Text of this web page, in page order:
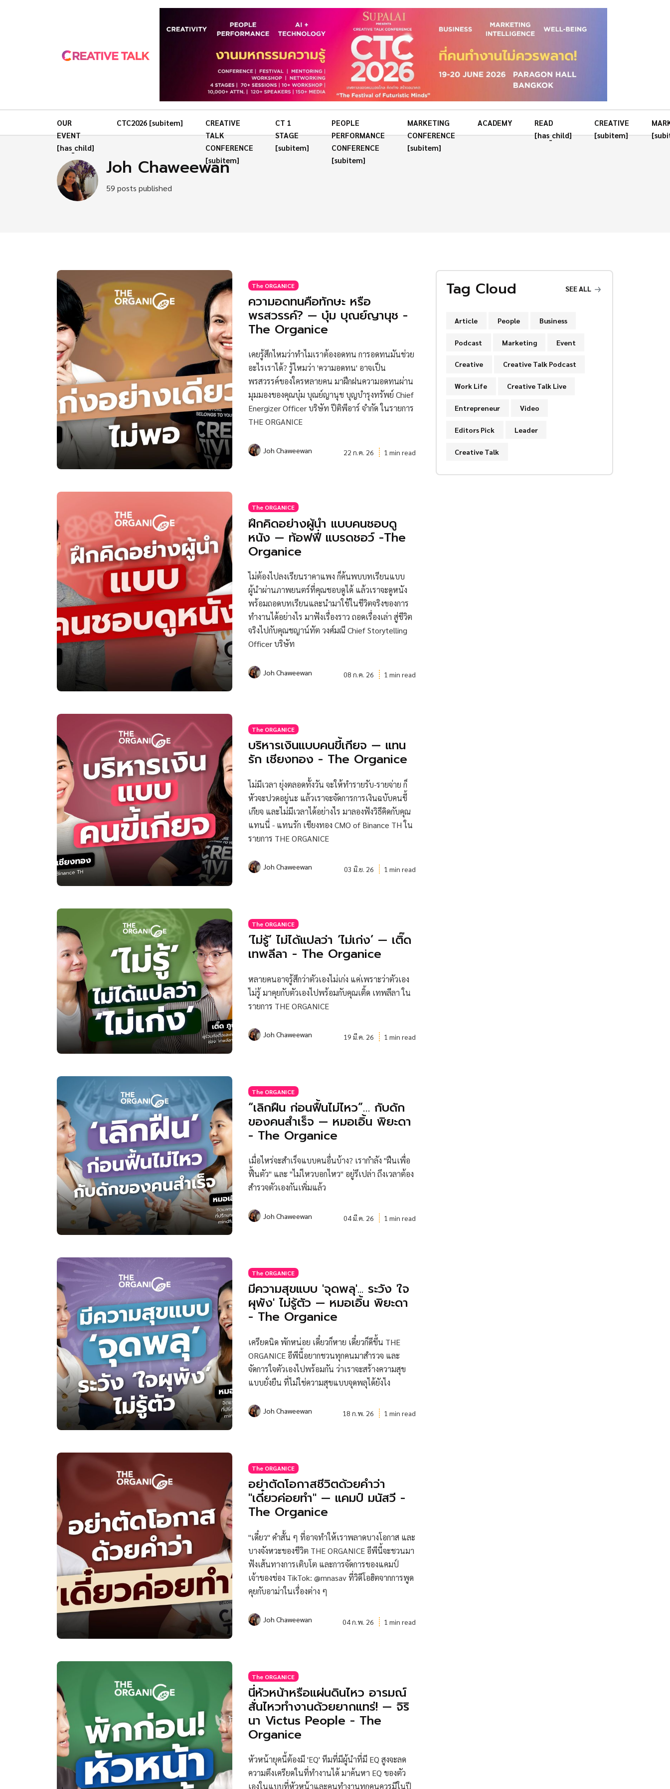
OUR
EVENT
[has_child]
CTC2026 [subitem]
CREATIVE
TALK
CONFERENCE
[subitem]
CT 1
STAGE
[subitem]
PEOPLE
PERFORMANCE
CONFERENCE
[subitem]
MARKETING
CONFERENCE
[subitem]
ACADEMY
READ
[has_child]
CREATIVE
[subitem]
Joh Chaweewan
59 posts published
The ORGANICE
ความอดทนคือทักษะ หรือ
พรสวรรค์? — บุ๋ม บุณย์ญานุช -
The Organice
เคยรู้สึกไหมว่าทำไมเราต้องอดทน การอดทนมันช่วย
อะไรเราได้? รู้ไหมว่า 'ความอดทน' อาจเป็น
พรสวรรค์ของใครหลายคน มาฝึกฝนความอดทนผ่าน
มุมมองของคุณบุ๋ม บุณย์ญานุช บุญบํารุงทรัพย์ Chief
Energizer Officer บริษัท ปีติพีอาร์ จำกัด ในรายการ
THE ORGANICE
Joh Chaweewan 22 ก.ค. 26 1 min read
The ORGANICE
ฝึกคิดอย่างผู้นำ แบบคนชอบดู
หนัง — ท้อฟฟี่ แบรดชอว์ -The
Organice
ไม่ต้องไปลงเรียนราคาแพง ก็ค้นพบบทเรียนแบบ
ผู้นำผ่านภาพยนตร์ที่คุณชอบดูได้ แล้วเราจะดูหนัง
พร้อมถอดบทเรียนและนำมาใช้ในชีวิตจริงของการ
ทำงานได้อย่างไร มาฟังเรื่องราว ถอดเรื่องเล่า สู่ชีวิต
จริงไปกับคุณชญาน์ทัต วงศ์มณี Chief Storytelling
Officer บริษัท
Joh Chaweewan 08 ก.ค. 26 1 min read
The ORGANICE
บริหารเงินแบบคนขี้เกียจ — แทน
รัก เชียงทอง - The Organice
ไม่มีเวลา ยุ่งตลอดทั้งวัน จะให้ทำรายรับ-รายจ่าย ก็
หัวจะปวดอยู่นะ แล้วเราจะจัดการการเงินฉบับคนขี้
เกียจ และไม่มีเวลาได้อย่างไร มาลองฟังวิธีคิดกับคุณ
แทนนี่ - แทนรัก เชียงทอง CMO of Binance TH ใน
รายการ THE ORGANICE
Joh Chaweewan 03 มิ.ย. 26 1 min read
The ORGANICE
‘ไม่รู้’ ไม่ได้แปลว่า ‘ไม่เก่ง’ — เติ๊ด
เทพลีลา - The Organice
หลายคนอาจรู้สึกว่าตัวเองไม่เก่ง แค่เพราะว่าตัวเอง
ไม่รู้ มาคุยกับตัวเองไปพร้อมกับคุณเติ้ด เทพลีลา ใน
รายการ THE ORGANICE
Joh Chaweewan 19 มี.ค. 26 1 min read
The ORGANICE
“เลิกฝืน ก่อนฟื้นไม่ไหว”… กับดัก
ของคนสำเร็จ — หมอเอิ้น พิยะดา
- The Organice
เมื่อไหร่จะสำเร็จแบบคนอื่นบ้าง? เรากำลัง "ฝืนเพื่อ
ฟื้นตัว" และ "ไม่ไหวบอกไหว" อยู่รึเปล่า ถึงเวลาต้อง
สำรวจตัวเองกันเพิ่มแล้ว
Joh Chaweewan 04 มี.ค. 26 1 min read
The ORGANICE
มีความสุขแบบ 'จุดพลุ'... ระวัง 'ใจ
ผุพัง' ไม่รู้ตัว — หมอเอิ้น พิยะดา
- The Organice
เครียดนิด พักหน่อย เดี๋ยวก็หาย เดี๋ยวก็ดีขึ้น THE
ORGANICE อีพีนี้อยากชวนทุกคนมาสำรวจ และ
จัดการใจตัวเองไปพร้อมกัน ว่าเราจะสร้างความสุข
แบบยั่งยืน ที่ไม่ใช่ความสุขแบบจุดพลุได้ยังไง
Joh Chaweewan 18 ก.พ. 26 1 min read
The ORGANICE
อย่าตัดโอกาสชีวิตด้วยคำว่า
"เดี๋ยวค่อยทำ" — แคมป์ มนัสวี -
The Organice
"เดี๋ยว" คำสั้น ๆ ที่อาจทำให้เราพลาดบางโอกาส และ
บางจังหวะของชีวิต THE ORGANICE อีพีนี้จะชวนมา
ฟังเส้นทางการเติบโต และการจัดการของแคมป์
เจ้าของช่อง TikTok: @mnasav ที่วิดีโอฮิตจากการพูด
คุยกับอาม่าในเรื่องต่าง ๆ
Joh Chaweewan 04 ก.พ. 26 1 min read
The ORGANICE
นี่หัวหน้าหรือแผ่นดินไหว อารมณ์
สั่นไหวทำงานด้วยยากแทร่! — จิริ
นา Victus People - The
Organice
หัวหน้ายุคนี้ต้องมี 'EQ' ทีมที่มีผู้นำที่มี EQ สูงจะลด
ความตึงเครียดในที่ทำงานได้ มาค้นหา EQ ของตัว
เองในแบบที่หัวหน้าและคนทำงานทุกคนควรมีในปี
Tag Cloud SEE ALL
Article People Business
Podcast Marketing Event
Creative Creative Talk Podcast
Work Life Creative Talk Live
Entrepreneur Video
Editors Pick Leader
Creative Talk